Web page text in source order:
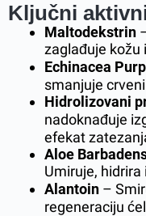
Ključni
Maltodekstrin
zaglađuje kožu
Echinacea
smanjuje
Hidrolizovani
nadoknađuje
efekat
Aloe
Umiruje, hidrira
Alantoin –
regeneraciju